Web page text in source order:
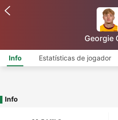
Georgie
Info Estatísticas de jogador
Info